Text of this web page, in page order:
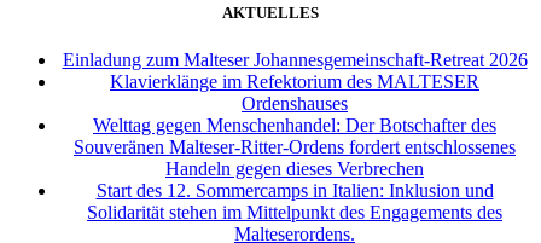
AKTUELLES
Einladung zum Malteser Johannesgemeinschaft-Retreat 2026
Klavierklänge im Refektorium des MALTESER
Ordenshauses
Welttag gegen Menschenhandel: Der Botschafter des
Souveränen Malteser-Ritter-Ordens fordert entschlossenes
Handeln gegen dieses Verbrechen
Start des 12. Sommercamps in Italien: Inklusion und
Solidarität stehen im Mittelpunkt des Engagements des
Malteserordens.